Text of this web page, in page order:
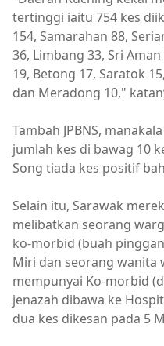
tertinggi iaitu 754 kes
154, Samarahan 88,
36, Limbang 33, Sri
19, Betong 17, Saratok
dan Meradong 10,"
Tambah JPBNS,
jumlah kes di bawag 10
Song tiada kes positif
Selain itu, Sarawak
melibatkan seorang
ko-morbid (buah
Miri dan seorang wanita
mempunyai Ko-morbid
jenazah dibawa ke
dua kes dikesan pada 5